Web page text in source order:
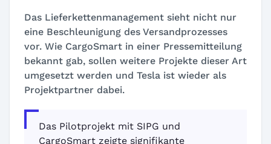
Das Lieferkettenmanagement sieht nicht nur
eine Beschleunigung des Versandprozesses
vor. Wie CargoSmart in einer Pressemitteilung
bekannt gab, sollen weitere Projekte dieser Art
umgesetzt werden und Tesla ist wieder als
Projektpartner dabei.
Das Pilotprojekt mit SIPG und
CargoSmart zeigte signifikante